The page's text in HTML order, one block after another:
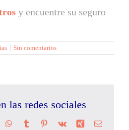
y encuentre su seguro
| Sin comentarios
las redes sociales
WhatsApp
TumblrPinterest
Vk Xing Correo